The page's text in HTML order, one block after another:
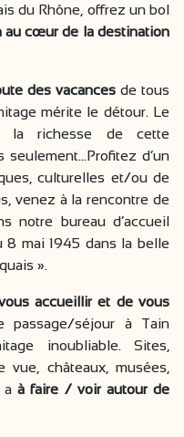
du Rhône, offrez un bol
au cœur de la destination
des vacances de tous
mérite le détour. Le
la richesse de cette
seulement…Profitez d’un
culturelles et/ou de
venez à la rencontre de
notre bureau d’accueil
mai 1945 dans la belle
».
accueillir et de vous
séjour à Tain
inoubliable. Sites,
vue, châteaux, musées,
aà faire / voir autour de